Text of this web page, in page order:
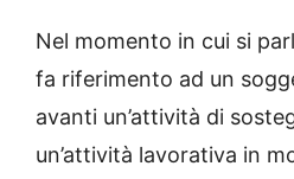
Nel momento in cui si
fa riferimento ad un
avanti un’attività di
un’attività lavorativa in